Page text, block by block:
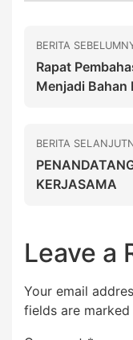
BERITA
Rapat
Menjadi Bahan
BERITA
KERJASAMA
Leave a
Your email
fields are marked